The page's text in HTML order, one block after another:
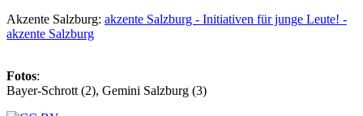
Akzente Salzburg: akzente Salzburg - Initiativen für junge Leute! -
akzente Salzburg
Fotos:
Bayer-Schrott (2), Gemini Salzburg (3)